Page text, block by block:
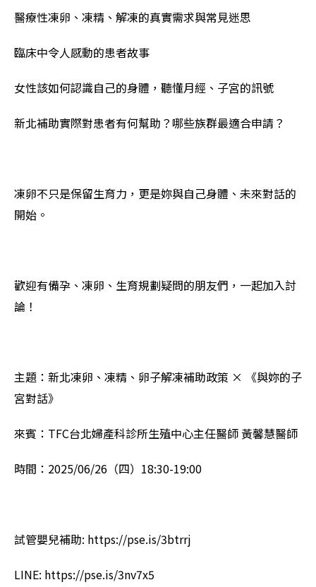
醫療性凍卵、凍精、解凍的真實需求與常見迷思
臨床中令人感動的患者故事
女性該如何認識自己的身體，聽懂月經、子宮的訊號
新北補助實際對患者有何幫助？哪些族群最適合申請？
凍卵不只是保留生育力，更是妳與自己身體、未來對話的
開始。
歡迎有備孕、凍卵、生育規劃疑問的朋友們，一起加入討
論！
主題：新北凍卵、凍精、卵子解凍補助政策 × 《與妳的子
宮對話》
來賓：TFC台北婦產科診所生殖中心主任醫師 黃馨慧醫師
時間：2025/06/26（四）18:30-19:00
試管嬰兒補助: https://pse.is/3btrrj
LINE: https://pse.is/3nv7x5